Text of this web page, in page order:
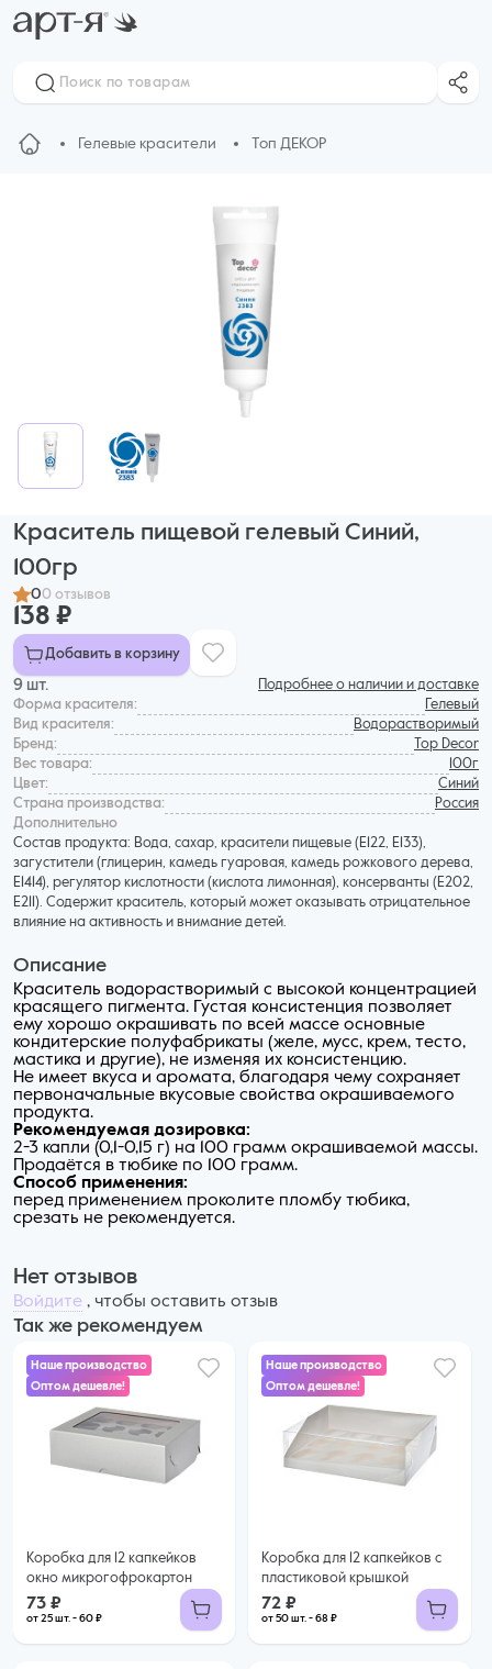
Гелевые красители Топ ДЕКОР
Краситель пищевой гелевый Синий,
100гр
00 отзывов
138 ₽
Добавить в корзину
9 шт.
Подробнее о наличии и доставке
Форма красителя:
Гелевый
Вид красителя:
Водорастворимый
Бренд:
Top Decor
Вес товара:
100г
Цвет:
Синий
Страна производства:
Россия
Дополнительнo
Состав продукта: Вода, сахар, красители пищевые (Е122, Е133),
загустители (глицерин, камедь гуаровая, камедь рожкового дерева,
Е1414), регулятор кислотности (кислота лимонная), консерванты (Е202,
Е211). Содержит краситель, который может оказывать отрицательное
влияние на активность и внимание детей.
Описание
Краситель водорастворимый с высокой концентрацией
красящего пигмента. Густая консистенция позволяет
ему хорошо окрашивать по всей массе основные
кондитерские полуфабрикаты (желе, мусс, крем, тесто,
мастика и другие), не изменяя их консистенцию.
Не имеет вкуса и аромата, благодаря чему сохраняет
первоначальные вкусовые свойства окрашиваемого
продукта.
Рекомендуемая дозировка:
2-3 капли (0,1-0,15 г) на 100 грамм окрашиваемой массы.
Продаётся в тюбике по 100 грамм.
Способ применения:
перед применением проколите пломбу тюбика,
срезать не рекомендуется.
Нет отзывов
Войдите , чтобы оставить отзыв
Так же рекомендуем
Наше производство
Оптом дешевле!
Коробка для 12 капкейков
окно микрогофрокартон
73 ₽
от 25 шт. - 60 ₽
73 ₽
60 ₽ за шт. при заказе от 25 шт.
Купить оптом
Наше производство
Оптом дешевле!
Коробка для 12 капкейков с
пластиковой крышкой
72 ₽
от 50 шт. - 68 ₽
72 ₽
68 ₽ за шт. при заказе от 50 шт.
Купить оптом